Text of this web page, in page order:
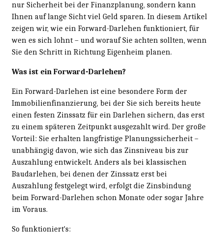
nur Sicherheit bei der Finanzplanung, sondern kann
Ihnen auf lange Sicht viel Geld sparen. In diesem Artikel
zeigen wir, wie ein Forward-Darlehen funktioniert, für
wen es sich lohnt – und worauf Sie achten sollten, wenn
Sie den Schritt in Richtung Eigenheim planen.
Was ist ein Forward-Darlehen?
Ein Forward-Darlehen ist eine besondere Form der
Immobilienfinanzierung, bei der Sie sich bereits heute
einen festen Zinssatz für ein Darlehen sichern, das erst
zu einem späteren Zeitpunkt ausgezahlt wird. Der große
Vorteil: Sie erhalten langfristige Planungssicherheit –
unabhängig davon, wie sich das Zinsniveau bis zur
Auszahlung entwickelt. Anders als bei klassischen
Baudarlehen, bei denen der Zinssatz erst bei
Auszahlung festgelegt wird, erfolgt die Zinsbindung
beim Forward-Darlehen schon Monate oder sogar Jahre
im Voraus.
So funktioniert's: